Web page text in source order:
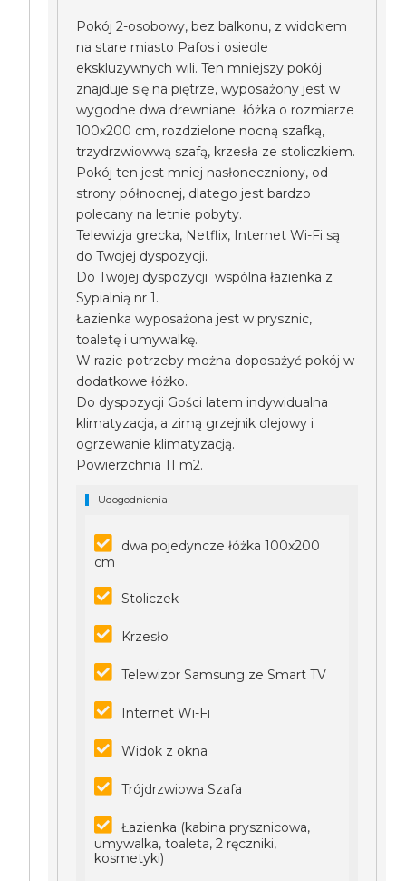
Pokój 2-osobowy, bez balkonu, z widokiem
na stare miasto Pafos i osiedle
ekskluzywnych wili. Ten mniejszy pokój
znajduje się na piętrze, wyposażony jest w
wygodne dwa drewniane łóżka o rozmiarze
100x200 cm, rozdzielone nocną szafką,
trzydrzwiowwą szafą, krzesła ze stoliczkiem.
Pokój ten jest mniej nasłoneczniony, od
strony północnej, dlatego jest bardzo
polecany na letnie pobyty.
Telewizja grecka, Netflix, Internet Wi-Fi są
do Twojej dyspozycji.
Do Twojej dyspozycji wspólna łazienka z
Sypialnią nr 1.
Łazienka wyposażona jest w prysznic,
toaletę i umywalkę.
W razie potrzeby można doposażyć pokój w
dodatkowe łóżko.
Do dyspozycji Gości latem indywidualna
klimatyzacja, a zimą grzejnik olejowy i
ogrzewanie klimatyzacją.
Powierzchnia 11 m2.
Udogodnienia
dwa pojedyncze łóżka 100x200
cm
Stoliczek
Krzesło
Telewizor Samsung ze Smart TV
Internet Wi-Fi
Widok z okna
Trójdrzwiowa Szafa
Łazienka (kabina prysznicowa,
umywalka, toaleta, 2 ręczniki,
kosmetyki)